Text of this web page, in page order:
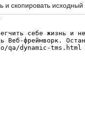
скопировать исходный